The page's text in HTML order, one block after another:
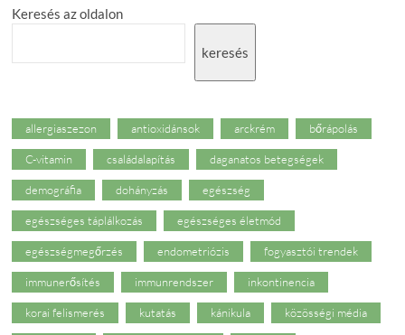
munkakiesést
okozhat
Keresés az oldalon
keresés
allergiaszezon antioxidánsok arckrém bőrápolás
C-vitamin családalapítás daganatos betegségek
demográfia dohányzás egészség
egészséges táplálkozás egészséges életmód
egészségmegőrzés endometriózis fogyasztói trendek
immunerősítés immunrendszer inkontinencia
korai felismerés kutatás kánikula közösségi média